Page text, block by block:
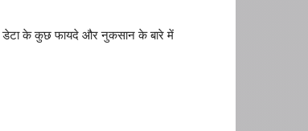
डेटा के कुछ फायदे और नुकसान के बारे में